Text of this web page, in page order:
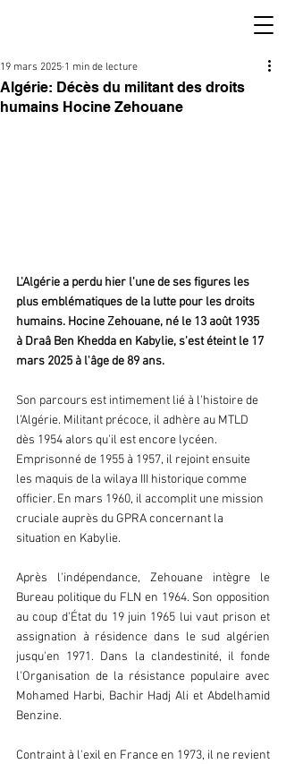
Algérie: Décès du militant des droits
humains Hocine Zehouane
19 mars 2025 1 min de lecture
L'Algérie a perdu hier l'une de ses figures les
plus emblématiques de la lutte pour les droits
humains. Hocine Zehouane, né le 13 août 1935
à Draâ Ben Khedda en Kabylie, s'est éteint le 17
mars 2025 à l'âge de 89 ans.
Son parcours est intimement lié à l'histoire de
l’Algérie. Militant précoce, il adhère au MTLD
dès 1954 alors qu'il est encore lycéen.
Emprisonné de 1955 à 1957, il rejoint ensuite
les maquis de la wilaya III historique comme
officier. En mars 1960, il accomplit une mission
cruciale auprès du GPRA concernant la
situation en Kabylie.
Après l'indépendance, Zehouane intègre le
Bureau politique du FLN en 1964. Son opposition
au coup d'État du 19 juin 1965 lui vaut prison et
assignation à résidence dans le sud algérien
jusqu'en 1971. Dans la clandestinité, il fonde
l'Organisation de la résistance populaire avec
Mohamed Harbi, Bachir Hadj Ali et Abdelhamid
Benzine.
Contraint à l'exil en France en 1973, il ne revient